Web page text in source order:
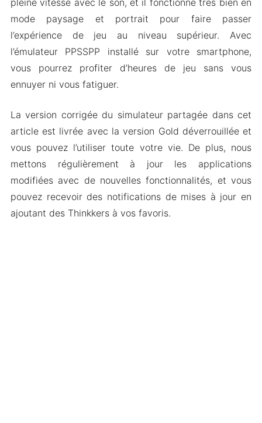
mode paysage et portrait pour faire passer
l’expérience de jeu au niveau supérieur. Avec
l’émulateur PPSSPP installé sur votre smartphone,
vous pourrez profiter d’heures de jeu sans vous
ennuyer ni vous fatiguer.
La version corrigée du simulateur partagée dans cet
article est livrée avec la version Gold déverrouillée et
vous pouvez l’utiliser toute votre vie. De plus, nous
mettons régulièrement à jour les applications
modifiées avec de nouvelles fonctionnalités, et vous
pouvez recevoir des notifications de mises à jour en
ajoutant des Thinkkers à vos favoris.